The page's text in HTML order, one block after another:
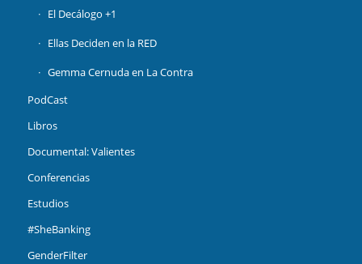
El Decálogo +1
Ellas Deciden en la RED
Gemma Cernuda en La Contra
PodCast
Libros
Documental: Valientes
Conferencias
Estudios
#SheBanking
GenderFilter